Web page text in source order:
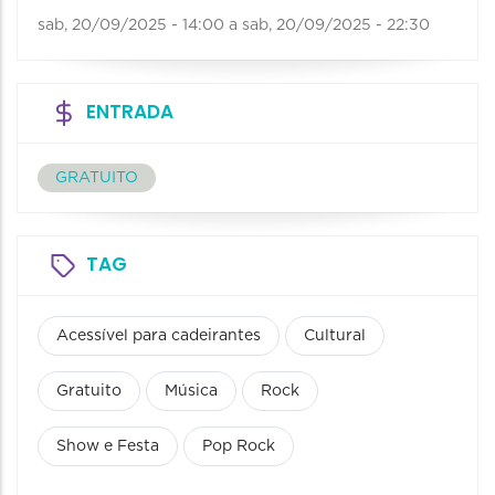
sab, 20/09/2025 - 14:00 a sab, 20/09/2025 - 22:30
ENTRADA
GRATUITO
TAG
Acessível para cadeirantes Cultural
Gratuito Música Rock
Show e Festa Pop Rock